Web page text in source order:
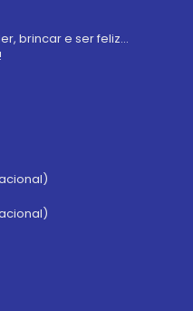
brincar e ser feliz…